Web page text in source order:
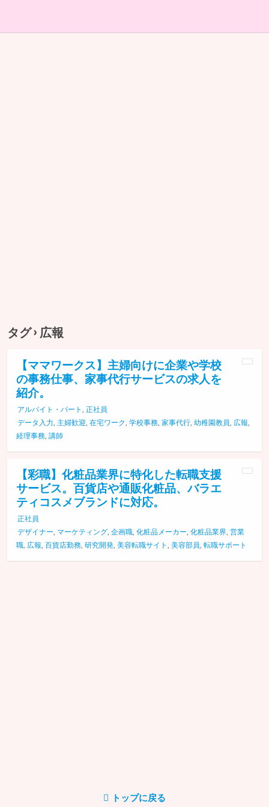
タグ › 広報
【ママワークス】主婦向けに企業や学校
の事務仕事、家事代行サービスの求人を
紹介。
アルバイト・パート , 正社員
データ入力, 主婦歓迎, 在宅ワーク, 学校事務, 家事代行, 幼稚園教員, 広報,
経理事務, 講師
【彩職】化粧品業界に特化した転職支援
サービス。百貨店や通販化粧品、バラエ
ティコスメブランドに対応。
正社員
デザイナー, マーケティング, 企画職, 化粧品メーカー, 化粧品業界, 営業
職, 広報, 百貨店勤務, 研究開発, 美容転職サイト , 美容部員, 転職サポート
トップに戻る